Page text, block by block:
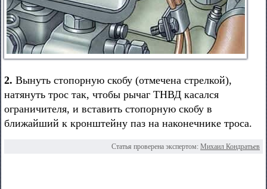
2. Вынуть стопорную скобу (отмечена стрелкой),
натянуть трос так, чтобы рычаг ТНВД касался
ограничителя, и вставить стопорную скобу в
ближайший к кронштейну паз на наконечнике троса.
Статья проверена экспертом: Михаил Кондратьев